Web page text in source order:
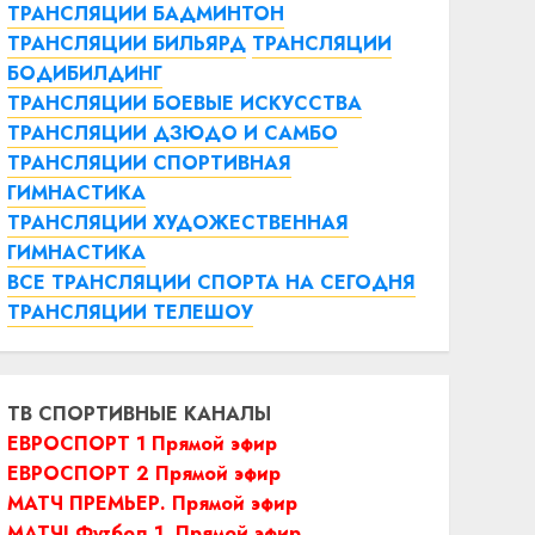
ТРАНСЛЯЦИИ БАДМИНТОН
ТРАНСЛЯЦИИ БИЛЬЯРД ТРАНСЛЯЦИИ
БОДИБИЛДИНГ
ТРАНСЛЯЦИИ БОЕВЫЕ ИСКУССТВА
ТРАНСЛЯЦИИ ДЗЮДО И САМБО
ТРАНСЛЯЦИИ СПОРТИВНАЯ
ГИМНАСТИКА
ТРАНСЛЯЦИИ ХУДОЖЕСТВЕННАЯ
ГИМНАСТИКА
ВСЕ ТРАНСЛЯЦИИ СПОРТА НА СЕГОДНЯ
ТРАНСЛЯЦИИ ТЕЛЕШОУ
ТВ СПОРТИВНЫЕ КАНАЛЫ
ЕВРОСПОРТ 1 Прямой эфир
ЕВРОСПОРТ 2 Прямой эфир
МАТЧ ПРЕМЬЕР. Прямой эфир